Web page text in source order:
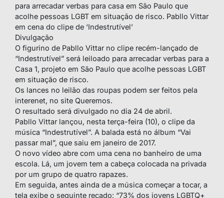
para arrecadar verbas para casa em São Paulo que
acolhe pessoas LGBT em situação de risco. Pabllo Vittar
em cena do clipe de ‘Indestrutível’
Divulgação
O figurino de Pabllo Vittar no clipe recém-lançado de
“Indestrutível” será leiloado para arrecadar verbas para a
Casa 1, projeto em São Paulo que acolhe pessoas LGBT
em situação de risco.
Os lances no leilão das roupas podem ser feitos pela
interenet, no site Queremos.
O resultado será divulgado no dia 24 de abril.
Pabllo Vittar lançou, nesta terça-feira (10), o clipe da
música “Indestrutível”. A balada está no álbum “Vai
passar mal”, que saiu em janeiro de 2017.
O novo vídeo abre com uma cena no banheiro de uma
escola. Lá, um jovem tem a cabeça colocada na privada
por um grupo de quatro rapazes.
Em seguida, antes ainda de a música começar a tocar, a
tela exibe o seguinte recado: “73% dos jovens LGBTQ+